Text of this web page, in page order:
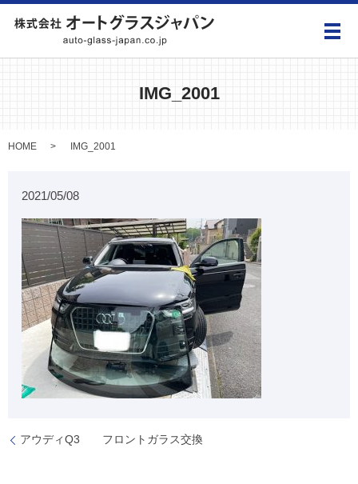
メ
IMG_2001
HOME IMG_2001
2021/05/08
アウディQ3 フロントガラス交換